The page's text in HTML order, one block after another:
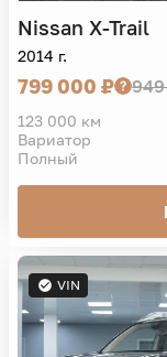
Nissan X-Trail
2014 г.
799 000 ₽
123 000 км
Вариатор
Полный
VIN